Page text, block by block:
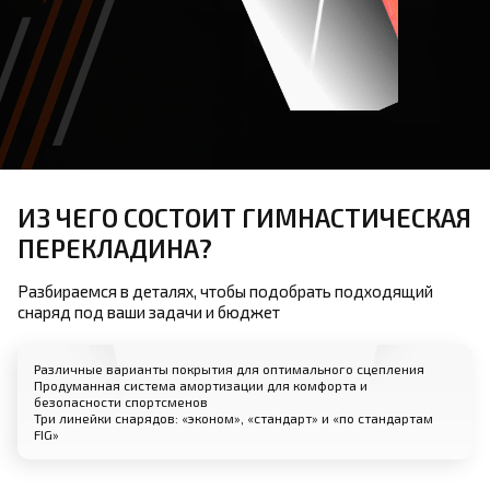
ИЗ ЧЕГО СОСТОИТ ГИМНАСТИЧЕСКАЯ
ПЕРЕКЛАДИНА?
Разбираемся в деталях, чтобы подобрать подходящий
снаряд под ваши задачи и бюджет
Различные варианты покрытия для оптимального сцепления
Продуманная система амортизации для комфорта и
безопасности спортсменов
Три линейки снарядов: «эконом», «стандарт» и «по стандартам
FIG»